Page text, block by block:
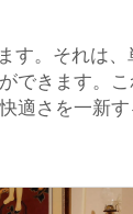
す。それは、
できます。
適さを一新